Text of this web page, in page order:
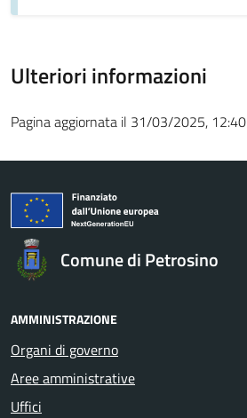
Ulteriori informazioni
Pagina aggiornata il 31/03/2025, 12:40
Comune di Petrosino
AMMINISTRAZIONE
Organi di governo
Aree amministrative
Uffici